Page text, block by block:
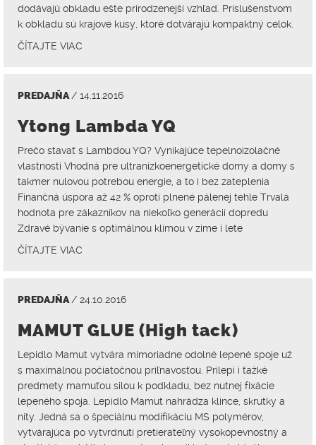
dodávajú obkladu ešte prirodzenejší vzhľad. Príslušenstvom
k obkladu sú krajové kusy, ktoré dotvárajú kompaktný celok.
ČÍTAJTE VIAC
PREDAJŇA/ 14.11.2016
Ytong Lambda YQ
Prečo stavať s Lambdou YQ? Vynikajúce tepelnoizolačné
vlastnosti Vhodná pre ultranízkoenergetické domy a domy s
takmer nulovou potrebou energie, a to i bez zateplenia
Finančná úspora až 42 % oproti plnené pálenej tehle Trvalá
hodnota pre zákazníkov na niekoľko generácií dopredu
Zdravé bývanie s optimálnou klímou v zime i lete
ČÍTAJTE VIAC
PREDAJŇA/ 24.10.2016
MAMUT GLUE (High tack)
Lepidlo Mamut vytvára mimoriadne odolné lepené spoje už
s maximálnou počiatočnou priľnavosťou. Prilepí i ťažké
predmety mamuťou silou k podkladu, bez nutnej fixácie
lepeného spoja. Lepidlo Mamut nahrádza klince, skrutky a
nity. Jedná sa o špeciálnu modifikáciu MS polymérov,
vytvárajúca po vytvrdnutí pretierateľný vysokopevnostný a